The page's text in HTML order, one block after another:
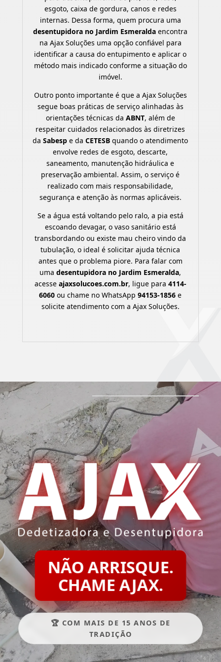
esgoto, caixa de gordura, canos e redes
internas. Dessa forma, quem procura uma
desentupidora no Jardim Esmeralda encontra
na Ajax Soluções uma opção confiável para
identificar a causa do entupimento e aplicar o
método mais indicado conforme a situação do
imóvel.
Outro ponto importante é que a Ajax Soluções
segue boas práticas de serviço alinhadas às
orientações técnicas da ABNT, além de
respeitar cuidados relacionados às diretrizes
daSabesp e daCETESB quando o atendimento
envolve redes de esgoto, descarte,
saneamento, manutenção hidráulica e
preservação ambiental. Assim, o serviço é
realizado com mais responsabilidade,
segurança e atenção às normas aplicáveis.
Se a água está voltando pelo ralo, a pia está
escoando devagar, o vaso sanitário está
transbordando ou existe mau cheiro vindo da
tubulação, o ideal é solicitar ajuda técnica
antes que o problema piore. Para falar com
umadesentupidora no Jardim Esmeralda,
acesse ajaxsolucoes.com.br, ligue para 4114-
6060 ou chame no WhatsApp94153-1856 e
solicite atendimento com a Ajax Soluções.
NÃO ARRISQUE.
CHAME AJAX.
🏆 COM MAIS DE 15 ANOS DE
TRADIÇÃO